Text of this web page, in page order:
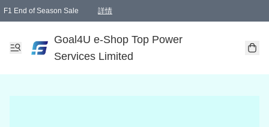
F1 End of Season Sale 詳情
Goal4U e-Shop Top Power
Services Limited